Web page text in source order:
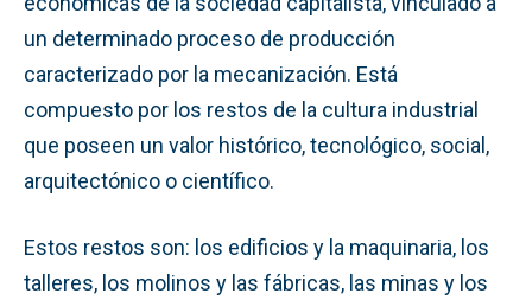
un determinado proceso de producción
caracterizado por la mecanización. Está
compuesto por los restos de la cultura industrial
que poseen un valor histórico, tecnológico, social,
arquitectónico o científico.
Estos restos son: los edificios y la maquinaria, los
talleres, los molinos y las fábricas, las minas y los